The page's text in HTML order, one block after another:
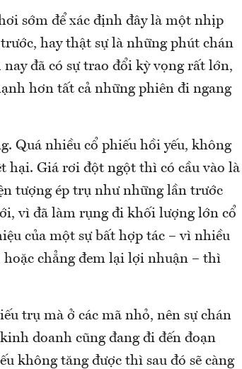
sớm để xác định đây là một nhịp
hay thật sự là những phút chán
đã có sự trao đổi kỳ vọng rất lớn,
hơn tất cả những phiên đi ngang
Quá nhiều cổ phiếu hồi yếu, không
hại. Giá rơi đột ngột thì có cầu vào là
tượng ép trụ như những lần trước
vì đã làm rụng đi khối lượng lớn cổ
của một sự bất hợp tác – vì nhiều
chẳng đem lại lợi nhuận – thì
trụ mà ở các mã nhỏ, nên sự chán
doanh cũng đang đi đến đoạn
không tăng được thì sau đó sẽ càng